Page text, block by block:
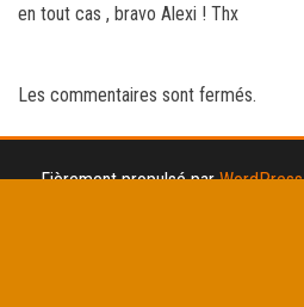
en tout cas , bravo Alexi ! Thx
Les commentaires sont fermés.
Fièrement propulsé parWordPress